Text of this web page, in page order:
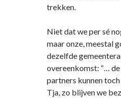
trekken.
Niet dat we per sé
maar onze, meestal
dezelfde
overeenkomst: “…
partners kunnen toch
Tja, zo blijven we